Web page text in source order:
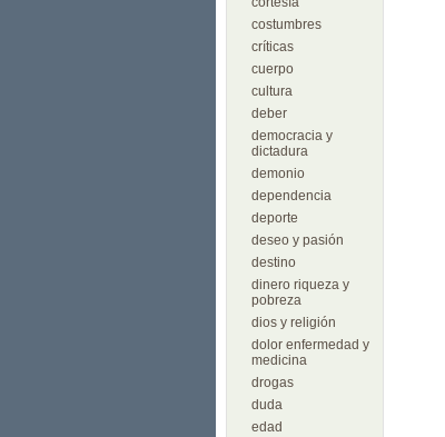
costumbres
críticas
cuerpo
cultura
deber
democracia y
dictadura
demonio
dependencia
deporte
deseo y pasión
destino
dinero riqueza y
pobreza
dios y religión
dolor enfermedad y
medicina
drogas
duda
edad